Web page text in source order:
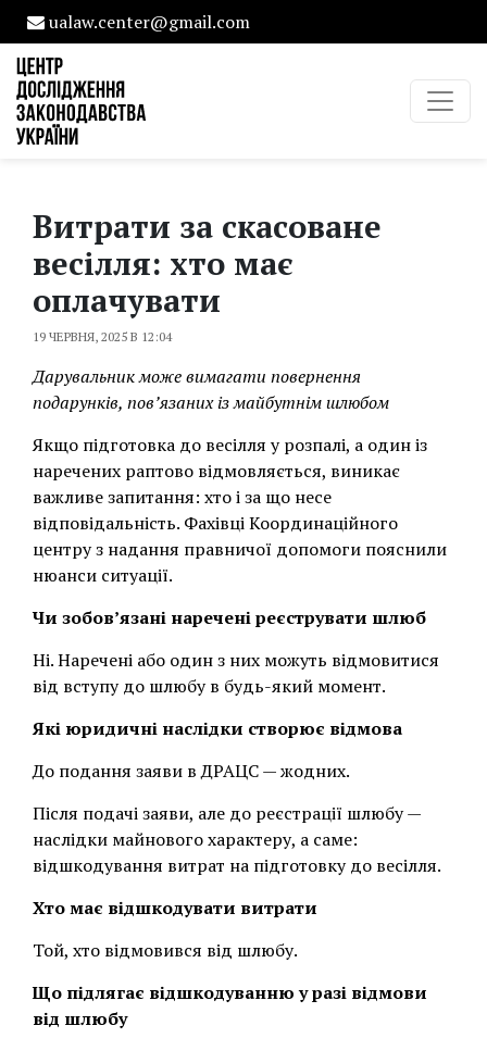
ualaw.center@gmail.com
Витрати за скасоване
весілля: хто має
оплачувати
19 ЧЕРВНЯ, 2025 В 12:04
Дарувальник може вимагати повернення
подарунків, пов’язаних із майбутнім шлюбом
Якщо підготовка до весілля у розпалі, а один із
наречених раптово відмовляється, виникає
важливе запитання: хто і за що несе
відповідальність. Фахівці Координаційного
центру з надання правничої допомоги пояснили
нюанси ситуації.
Чи зобов’язані наречені реєструвати шлюб
Ні. Наречені або один з них можуть відмовитися
від вступу до шлюбу в будь-який момент.
Які юридичні наслідки створює відмова
До подання заяви в ДРАЦС — жодних.
Після подачі заяви, але до реєстрації шлюбу —
наслідки майнового характеру, а саме:
відшкодування витрат на підготовку до весілля.
Хто має відшкодувати витрати
Той, хто відмовився від шлюбу.
Що підлягає відшкодуванню у разі відмови
від шлюбу